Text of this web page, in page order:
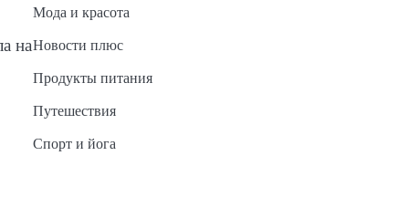
на
Мода и красота
Новости плюс
Продукты питания
Путешествия
Спорт и йога